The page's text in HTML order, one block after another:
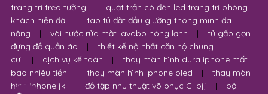
trang trí treo tường
|
quạt trần có đèn led trang trí phòng
khách hiện đại
|
tab tủ đặt đầu giường thông minh đa
năng
| vòi nước rửa mặt lavabo nóng lạnh |
tủ gấp gọn
đựng đồ quần áo
|
thiết kế nội thất căn hộ chung
cư
| dịch vụ kế toán |
thay màn hình dura iphone mất
bao nhiêu tiền
| thay màn hình iphone oled |
thay màn
hình iphone jk
| đồ tập nhu thuật võ phục GI bjj |
bộ